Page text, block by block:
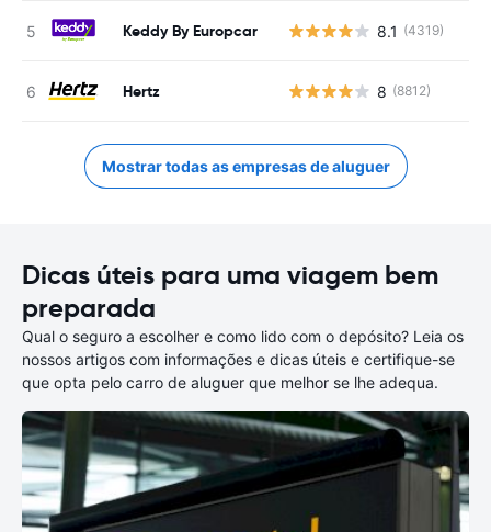
Keddy By Europcar 8.1 (4319)
Hertz 8 (8812)
Mostrar todas as empresas de aluguer
Dicas úteis para uma viagem bem
preparada
Qual o seguro a escolher e como lido com o depósito? Leia os
nossos artigos com informações e dicas úteis e certifique-se
que opta pelo carro de aluguer que melhor se lhe adequa.